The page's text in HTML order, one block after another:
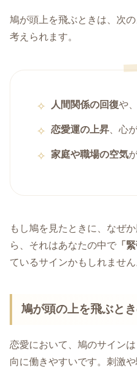
鳩が頭上を飛ぶときは、次
考えられます。
人間関係の回復や
恋愛運の上昇 、心
家庭や職場の空気
もし鳩を見たときに、なぜ
ら、それはあなたの中で 「
ているサインかもしれません
鳩が頭の上を飛ぶと
恋愛において、鳩のサインは
向に働きやすいです。刺激